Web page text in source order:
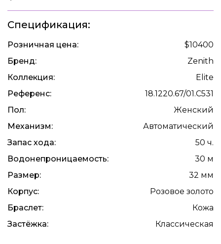
Спецификация:
Розничная цена:
$10400
Бренд:
Zenith
Коллекция:
Elite
Референс:
18.1220.67/01.C531
Пол:
Женский
Механизм:
Автоматический
Запас хода:
50 ч.
Водонепроницаемость:
30 м
Размер:
32 мм
Корпус:
Розовое золото
Браслет:
Кожа
Застёжка:
Классическая